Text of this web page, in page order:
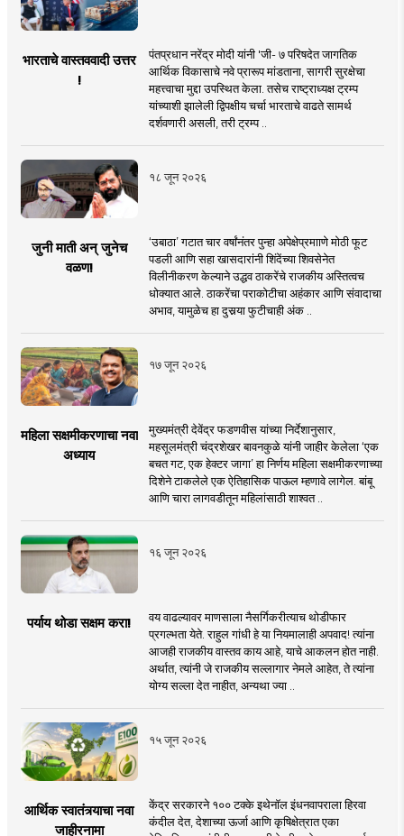
भारताचे वास्तववादी उत्तर
!
पंतप्रधान नरेंद्र मोदी यांनी 'जी- ७ परिषदेत जागतिक
आर्थिक विकासाचे नवे प्रारूप मांडताना, सागरी सुरक्षेचा
महत्त्वाचा मुद्दा उपस्थित केला. तसेच राष्ट्राध्यक्ष ट्रम्प
यांच्याशी झालेली द्विपक्षीय चर्चा भारताचे वाढते सामर्थ
दर्शवणारी असली, तरी ट्रम्प ..
१८ जून २०२६
जुनी माती अन् जुनेच
वळण!
‘उबाठा’ गटात चार वर्षांनंतर पुन्हा अपेक्षेप्रमााणे मोठी फूट
पडली आणि सहा खासदारांनी शिंदेंच्या शिवसेनेत
विलीनीकरण केल्याने उद्धव ठाकरेंचे राजकीय अस्तित्वच
धोक्यात आले. ठाकरेंचा पराकोटीचा अहंकार आणि संवादाचा
अभाव, यामुळेच हा दुसर्‍या फुटीचाही अंक ..
१७ जून २०२६
महिला सक्षमीकरणाचा नवा
अध्याय
मुख्यमंत्री देवेंद्र फडणवीस यांच्या निर्देशानुसार,
महसूलमंत्री चंद्रशेखर बावनकुळे यांनी जाहीर केलेला ‘एक
बचत गट, एक हेक्टर जागा’ हा निर्णय महिला सक्षमीकरणाच्या
दिशेने टाकलेले एक ऐतिहासिक पाऊल म्हणावे लागेल. बांबू
आणि चारा लागवडीतून महिलांसाठी शाश्वत ..
१६ जून २०२६
पर्याय थोडा सक्षम करा!
वय वाढल्यावर माणसाला नैसर्गिकरीत्याच थोडीफार
प्रगल्भता येते. राहुल गांधी हे या नियमालाही अपवाद! त्यांना
आजही राजकीय वास्तव काय आहे, याचे आकलन होत नाही.
अर्थात, त्यांनी जे राजकीय सल्लागार नेमले आहेत, ते त्यांना
योग्य सल्ला देत नाहीत, अन्यथा ज्या ..
१५ जून २०२६
आर्थिक स्वातंत्र्याचा नवा
जाहीरनामा
केंद्र सरकारने १०० टक्के इथेनॉल इंधनवापराला हिरवा
कंदील देत, देशाच्या ऊर्जा आणि कृषिक्षेत्रात एका